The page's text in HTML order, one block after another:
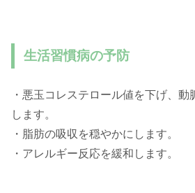
生活習慣病の予防
・悪玉コレステロール値を下げ、
します。
・脂肪の吸収を穏やかにします。
・アレルギー反応を緩和します。